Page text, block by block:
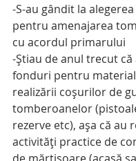
-S-au gândit la
pentru amenajarea
cu acordul primarului
-Ştiau de anul trecut că
fonduri pentru
realizării coşurilor de
tomberoanelor
rezerve etc), aşa că au
activităţi practice de